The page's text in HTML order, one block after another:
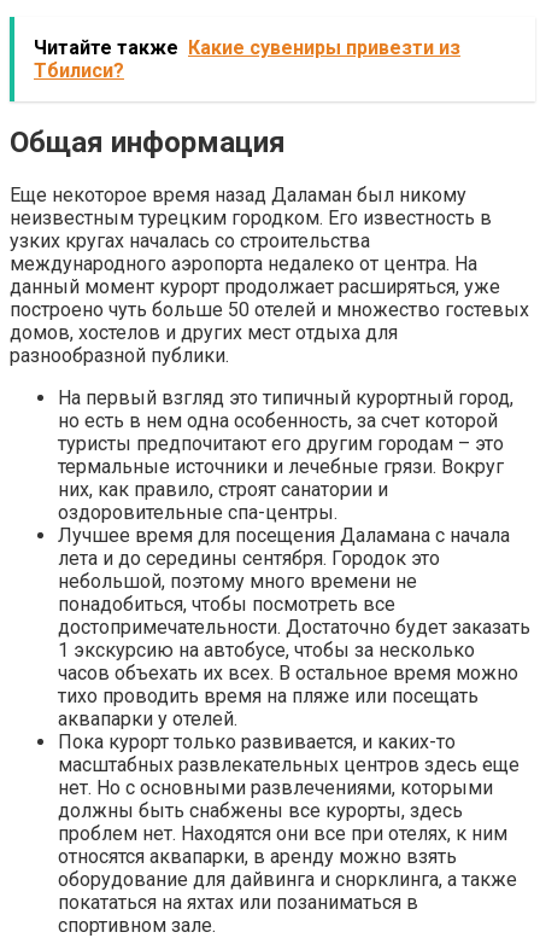
Читайте также Какие сувениры привезти из
Тбилиси?
Общая информация
Еще некоторое время назад Даламан был никому
неизвестным турецким городком. Его известность в
узких кругах началась со строительства
международного аэропорта недалеко от центра. На
данный момент курорт продолжает расширяться, уже
построено чуть больше 50 отелей и множество гостевых
домов, хостелов и других мест отдыха для
разнообразной публики.
На первый взгляд это типичный курортный город,
но есть в нем одна особенность, за счет которой
туристы предпочитают его другим городам – это
термальные источники и лечебные грязи. Вокруг
них, как правило, строят санатории и
оздоровительные спа-центры.
Лучшее время для посещения Даламана с начала
лета и до середины сентября. Городок это
небольшой, поэтому много времени не
понадобиться, чтобы посмотреть все
достопримечательности. Достаточно будет заказать
1 экскурсию на автобусе, чтобы за несколько
часов объехать их всех. В остальное время можно
тихо проводить время на пляже или посещать
аквапарки у отелей.
Пока курорт только развивается, и каких-то
масштабных развлекательных центров здесь еще
нет. Но с основными развлечениями, которыми
должны быть снабжены все курорты, здесь
проблем нет. Находятся они все при отелях, к ним
относятся аквапарки, в аренду можно взять
оборудование для дайвинга и снорклинга, а также
покататься на яхтах или позаниматься в
спортивном зале.